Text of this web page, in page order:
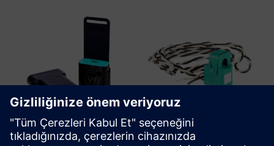
WiTTRA Click-ons and Accessories